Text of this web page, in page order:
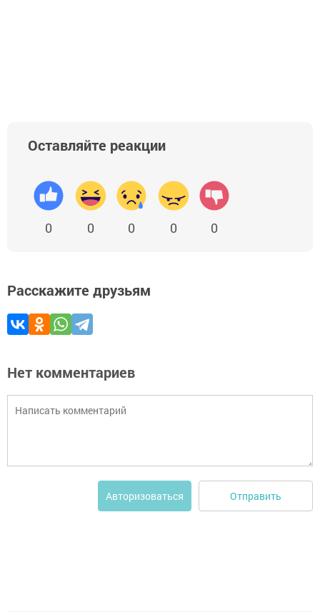
Оставляйте реакции
0 0 0 0 0
Расскажите друзьям
Нет комментариев
Авторизоваться Отправить